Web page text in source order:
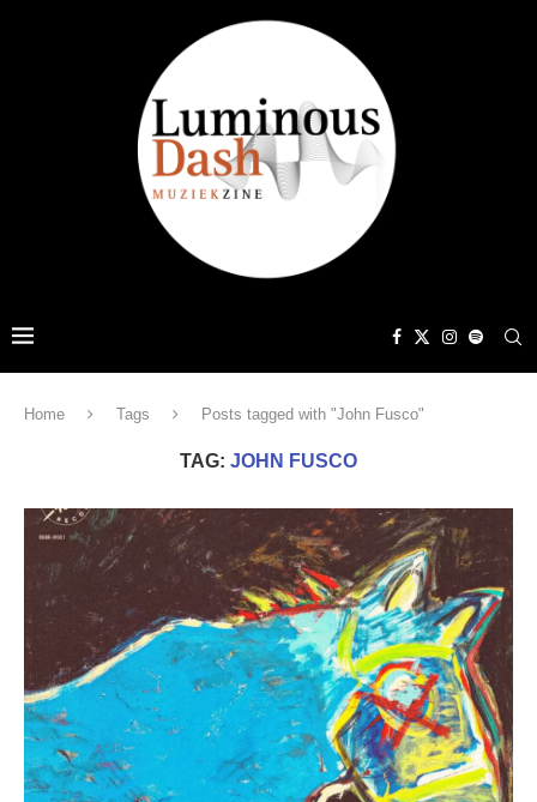
Home Tags Posts tagged with "John Fusco"
TAG: JOHN FUSCO